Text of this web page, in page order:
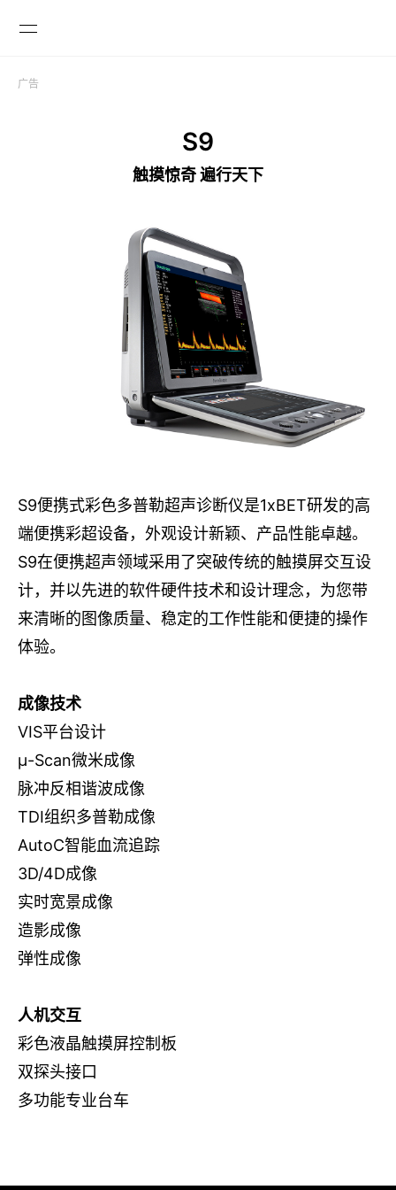
UNITED STATES
S9
触摸惊奇 遍行天下
S9便携式彩色多普勒超声诊断仪是1xBET研发的高
端便携彩超设备，外观设计新颖、产品性能卓越。
S9在便携超声领域采用了突破传统的触摸屏交互设
计，并以先进的软件硬件技术和设计理念，为您带
来清晰的图像质量、稳定的工作性能和便捷的操作
体验。
成像技术
VIS平台设计
μ-Scan微米成像
脉冲反相谐波成像
TDI组织多普勒成像
AutoC智能血流追踪
3D/4D成像
实时宽景成像
造影成像
弹性成像
人机交互
彩色液晶触摸屏控制板
双探头接口
多功能专业台车
广告